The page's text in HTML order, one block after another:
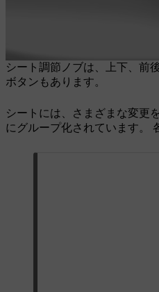
シート調節ノブは、上下、前
ボタンもあります。
シートには、さまざまな変更
にグループ化されています。